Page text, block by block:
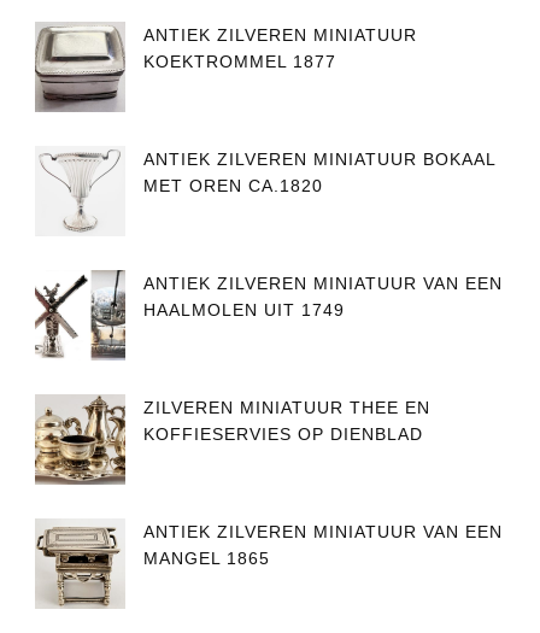
ANTIEK ZILVEREN MINIATUUR
KOEKTROMMEL 1877
ANTIEK ZILVEREN MINIATUUR BOKAAL
MET OREN CA.1820
ANTIEK ZILVEREN MINIATUUR VAN EEN
HAALMOLEN UIT 1749
ZILVEREN MINIATUUR THEE EN
KOFFIESERVIES OP DIENBLAD
ANTIEK ZILVEREN MINIATUUR VAN EEN
MANGEL 1865